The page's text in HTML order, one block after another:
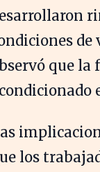
que la
los